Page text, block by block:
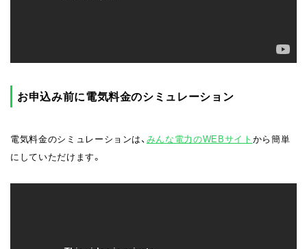
お申込み前に電気料金のシミュレーション
電気料金のシミュレーションは、みんな電力のWEBサイト から簡単
にしていただけます。